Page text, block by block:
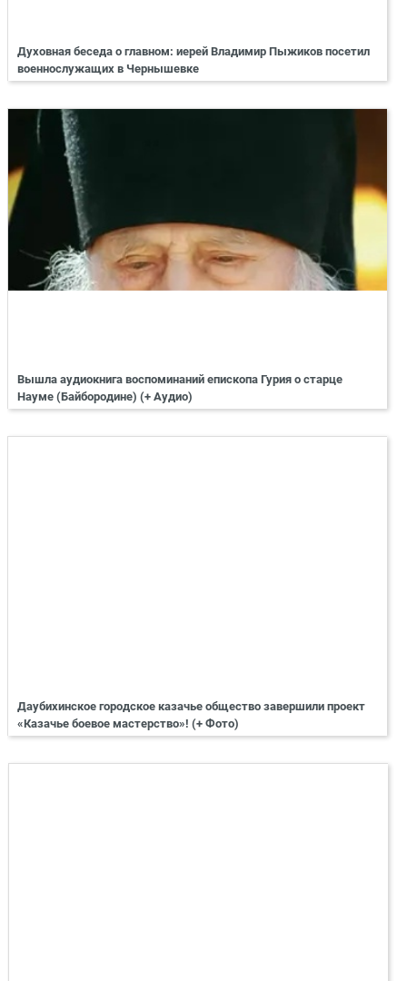
Духовная беседа о главном: иерей Владимир Пыжиков посетил
военнослужащих в Чернышевке
Вышла аудиокнига воспоминаний епископа Гурия о старце
Науме (Байбородине) (+ Аудио)
Даубихинское городское казачье общество завершили проект
«Казачье боевое мастерство»! (+ Фото)